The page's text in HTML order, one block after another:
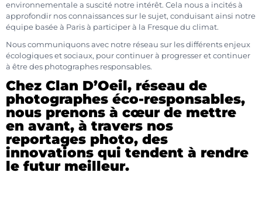
environnementale a suscité notre intérêt. Cela nous a incités à
approfondir nos connaissances sur le sujet, conduisant ainsi notre
équipe basée à Paris à participer à la Fresque du climat.
Nous communiquons avec notre réseau sur les différents enjeux
écologiques et sociaux, pour continuer à progresser et continuer
à être des photographes responsables.
Chez Clan D’Oeil, réseau de
photographes éco-responsables,
nous prenons à cœur de mettre
en avant, à travers nos
reportages photo, des
innovations qui tendent à rendre
le futur meilleur.